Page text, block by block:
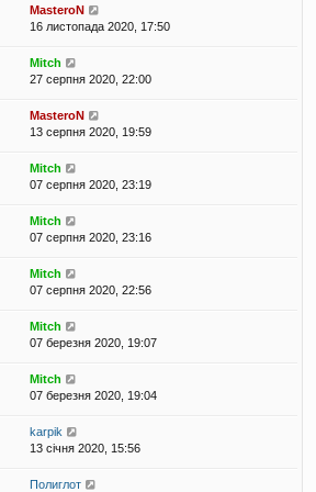
MasteroN
16 листопада 2020, 17:50
Mitch
27 серпня 2020, 22:00
MasteroN
13 серпня 2020, 19:59
Mitch
07 серпня 2020, 23:19
Mitch
07 серпня 2020, 23:16
Mitch
07 серпня 2020, 22:56
Mitch
07 березня 2020, 19:07
Mitch
07 березня 2020, 19:04
karpik
13 січня 2020, 15:56
Полиглот